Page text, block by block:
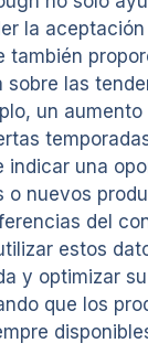
la
también
sobre las
un aumento
indicar una
o nuevos
del
estos
y optimizar
que los